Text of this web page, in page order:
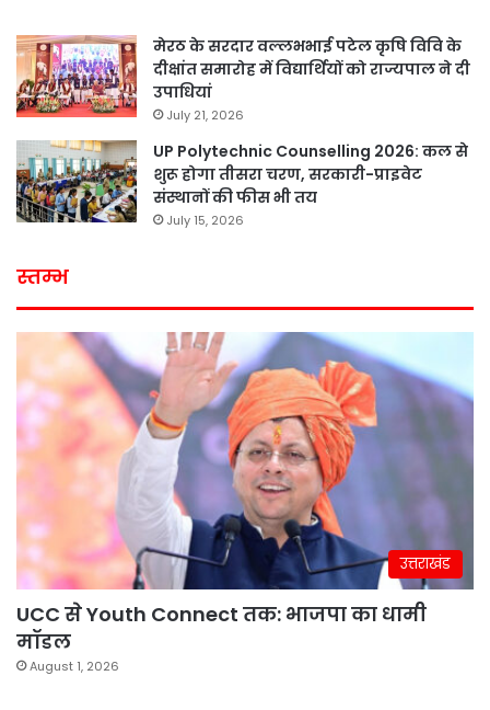
मेरठ के सरदार वल्लभभाई पटेल कृषि विवि के
दीक्षांत समारोह में विद्यार्थियों को राज्यपाल ने दी
उपाधियां
July 21, 2026
UP Polytechnic Counselling 2026: कल से
शुरू होगा तीसरा चरण, सरकारी-प्राइवेट
संस्थानों की फीस भी तय
July 15, 2026
स्तम्भ
उत्तराखंड
UCC से Youth Connect तक: भाजपा का धामी
मॉडल
August 1, 2026